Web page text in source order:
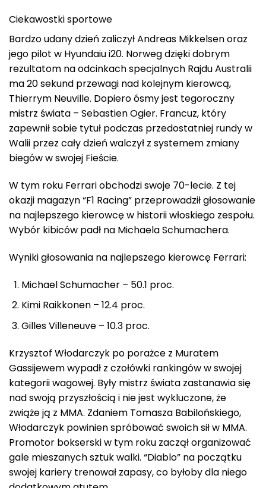
Ciekawostki sportowe
Bardzo udany dzień zaliczył Andreas Mikkelsen oraz
jego pilot w Hyundaiu i20. Norweg dzięki dobrym
rezultatom na odcinkach specjalnych Rajdu Australii
ma 20 sekund przewagi nad kolejnym kierowcą,
Thierrym Neuville. Dopiero ósmy jest tegoroczny
mistrz świata – Sebastien Ogier. Francuz, który
zapewnił sobie tytuł podczas przedostatniej rundy w
Walii przez cały dzień walczył z systemem zmiany
biegów w swojej Fieście.
W tym roku Ferrari obchodzi swoje 70-lecie. Z tej
okazji magazyn “F1 Racing” przeprowadził głosowanie
na najlepszego kierowcę w historii włoskiego zespołu.
Wybór kibiców padł na Michaela Schumachera.
Wyniki głosowania na najlepszego kierowcę Ferrari:
Michael Schumacher – 50.1 proc.
Kimi Raikkonen – 12.4 proc.
Gilles Villeneuve – 10.3 proc.
Krzysztof Włodarczyk po porażce z Muratem
Gassijewem wypadł z czołówki rankingów w swojej
kategorii wagowej. Były mistrz świata zastanawia się
nad swoją przyszłością i nie jest wykluczone, że
zwiąże ją z MMA. Zdaniem Tomasza Babilońskiego,
Włodarczyk powinien spróbować swoich sił w MMA.
Promotor bokserski w tym roku zaczął organizować
gale mieszanych sztuk walki. “Diablo” na początku
swojej kariery trenował zapasy, co byłoby dla niego